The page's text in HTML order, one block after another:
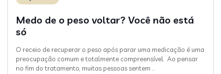
Medo de o peso voltar? Você não está
só
O receio de recuperar o peso após parar uma medicação é uma
preocupação comum e totalmente compreensível. Ao pensar
no fim do tratamento, muitas pessoas sentem